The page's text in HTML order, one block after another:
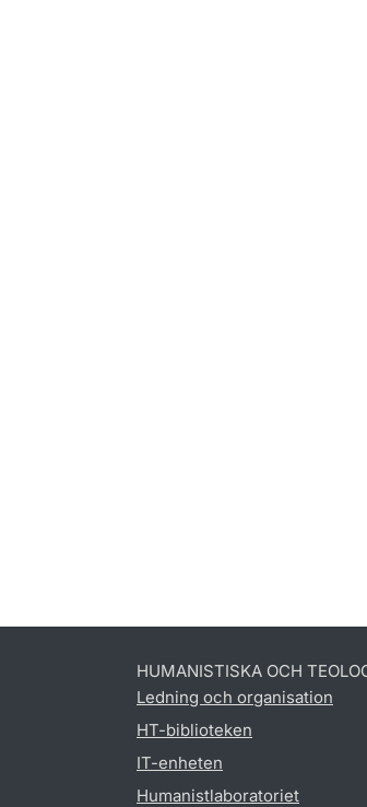
HUMANISTISKA OCH
Ledning och organisation
HT-biblioteken
IT-enheten
Humanistlaboratoriet